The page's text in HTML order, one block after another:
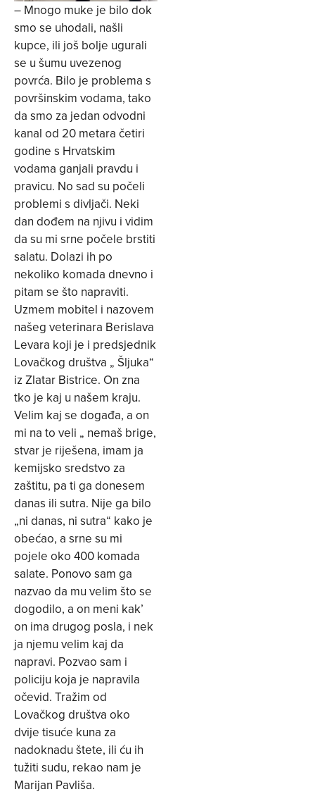
– Mnogo muke je bilo dok
smo se uhodali, našli
kupce, ili još bolje ugurali
se u šumu uvezenog
povrća. Bilo je problema s
površinskim vodama, tako
da smo za jedan odvodni
kanal od 20 metara četiri
godine s Hrvatskim
vodama ganjali pravdu i
pravicu. No sad su počeli
problemi s divljači. Neki
dan dođem na njivu i vidim
da su mi srne počele brstiti
salatu. Dolazi ih po
nekoliko komada dnevno i
pitam se što napraviti.
Uzmem mobitel i nazovem
našeg veterinara Berislava
Levara koji je i predsjednik
Lovačkog društva „ Šljuka“
iz Zlatar Bistrice. On zna
tko je kaj u našem kraju.
Velim kaj se događa, a on
mi na to veli „ nemaš brige,
stvar je riješena, imam ja
kemijsko sredstvo za
zaštitu, pa ti ga donesem
danas ili sutra. Nije ga bilo
„ni danas, ni sutra“ kako je
obećao, a srne su mi
pojele oko 400 komada
salate. Ponovo sam ga
nazvao da mu velim što se
dogodilo, a on meni kak’
on ima drugog posla, i nek
ja njemu velim kaj da
napravi. Pozvao sam i
policiju koja je napravila
očevid. Tražim od
Lovačkog društva oko
dvije tisuće kuna za
nadoknadu štete, ili ću ih
tužiti sudu, rekao nam je
Marijan Pavliša.